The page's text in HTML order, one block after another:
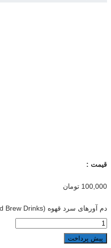
قیمت :
100,000 تومان
دم آورهای سرد قهوه (Cold Brew Drinks) عدد
پیش پرداخت